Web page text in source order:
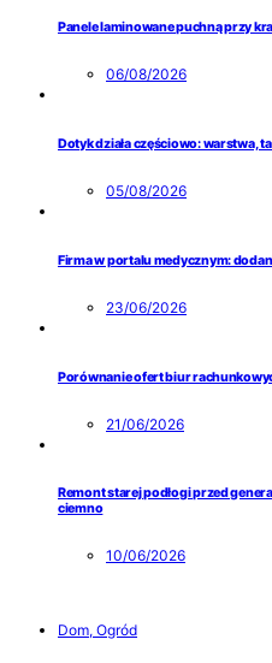
Panele laminowane puchną przy
06/08/2026
Dotyk działa częściowo: warstwa,
05/08/2026
Firma w portalu medycznym:
23/06/2026
Porównanie ofert biur
21/06/2026
Remont starej podłogi przed
ciemno
10/06/2026
Dom, Ogród